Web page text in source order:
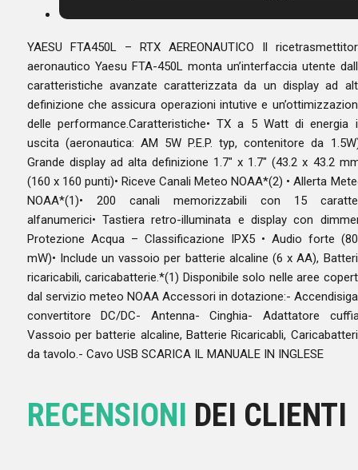
YAESU FTA450L – RTX AEREONAUTICO Il
aeronautico Yaesu FTA-450L monta un’interfaccia utente
caratteristiche avanzate caratterizzata da un display ad
definizione che assicura operazioni intutive e
delle performance.Caratteristiche• TX a 5 Watt di energia
uscita (aeronautica: AM 5W P.E.P. typ, contenitore da
Grande display ad alta definizione 1.7″ x 1.7″ (43.2 x 43.2
(160 x 160 punti)• Riceve Canali Meteo NOAA*(2) • Allerta
NOAA*(1)• 200 canali memorizzabili con 15
alfanumerici• Tastiera retro-illuminata e display con
Protezione Acqua – Classificazione IPX5 • Audio forte
mW)• Include un vassoio per batterie alcaline (6 x AA),
ricaricabili, caricabatterie.*(1) Disponibile solo nelle aree
dal servizio meteo NOAA Accessori in dotazione:-
convertitore DC/DC- Antenna- Cinghia- Adattatore
Vassoio per batterie alcaline, Batterie Ricaricabli,
da tavolo.- Cavo USB SCARICA IL MANUALE IN INGLESE
RECENSIONI DEI CLIENTI